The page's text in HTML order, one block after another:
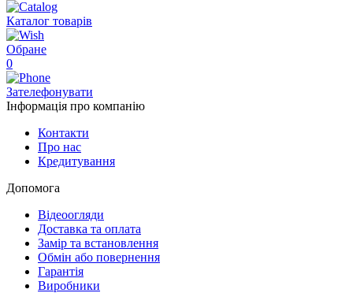
Каталог товарів
Обране
0
Зателефонувати
Інформація про компанію
Контакти
Про нас
Кредитування
Допомога
Відеоогляди
Доставка та оплата
Замір та встановлення
Обмін або повернення
Гарантія
Виробники